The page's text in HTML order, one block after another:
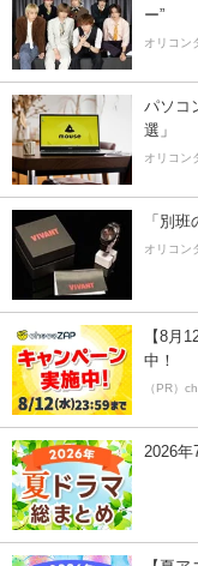
ー”
オリコン
パソコ
選」
オリコン
「別
オリコン
【8月
中！
（PR）
2026年